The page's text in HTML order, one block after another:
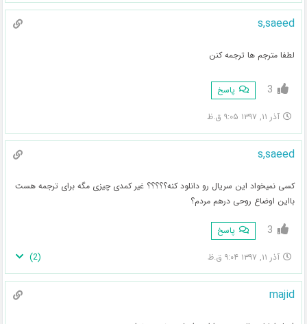
s,saeed
لطفا مترجم ها ترجمه کنن
3 پاسخ
آذر ۱۱, ۱۳۹۷ ۹:۰۵ ق.ظ
s,saeed
کسی نمیخواد این سریال رو دانلود کنه؟؟؟؟؟ غیر کمدی چیزی مگه برای ترجمه هست
بااین اوضاع روحی درهم مردم؟
3 پاسخ
آذر ۱۱, ۱۳۹۷ ۹:۰۴ ق.ظ (
2
)
majid